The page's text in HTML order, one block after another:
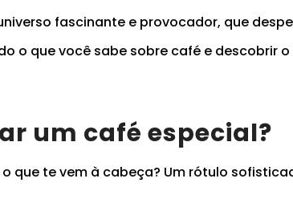
fascinante e provocador, que
o que você sabe sobre café e descobrir
um café especial?
que te vem à cabeça? Um rótulo